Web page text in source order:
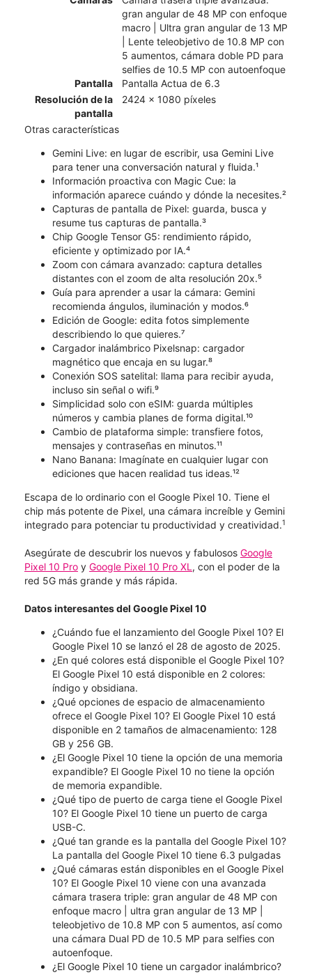
gran angular de 48 MP con enfoque
macro | Ultra gran angular de 13 MP
| Lente teleobjetivo de 10.8 MP con
5 aumentos, cámara doble PD para
selfies de 10.5 MP con autoenfoque
Pantalla
Pantalla Actua de 6.3
Resolución de la
pantalla
2424 x 1080 píxeles
Otras características
Gemini Live: en lugar de escribir, usa Gemini Live
para tener una conversación natural y fluida.¹
Información proactiva con Magic Cue: la
información aparece cuándo y dónde la necesites.²
Capturas de pantalla de Pixel: guarda, busca y
resume tus capturas de pantalla.³
Chip Google Tensor G5: rendimiento rápido,
eficiente y optimizado por IA.⁴
Zoom con cámara avanzado: captura detalles
distantes con el zoom de alta resolución 20x.⁵
Guía para aprender a usar la cámara: Gemini
recomienda ángulos, iluminación y modos.⁶
Edición de Google: edita fotos simplemente
describiendo lo que quieres.⁷
Cargador inalámbrico Pixelsnap: cargador
magnético que encaja en su lugar.⁸
Conexión SOS satelital: llama para recibir ayuda,
incluso sin señal o wifi.⁹
Simplicidad solo con eSIM: guarda múltiples
números y cambia planes de forma digital.¹⁰
Cambio de plataforma simple: transfiere fotos,
mensajes y contraseñas en minutos.¹¹
Nano Banana: Imagínate en cualquier lugar con
ediciones que hacen realidad tus ideas.¹²
Escapa de lo ordinario con el Google Pixel 10. Tiene el
chip más potente de Pixel, una cámara increíble y Gemini
integrado para potenciar tu productividad y creatividad.1
Asegúrate de descubrir los nuevos y fabulosos Google
Pixel 10 Pro y Google Pixel 10 Pro XL , con el poder de la
red 5G más grande y más rápida.
Datos interesantes del Google Pixel 10
¿Cuándo fue el lanzamiento del Google Pixel 10? El
Google Pixel 10 se lanzó el 28 de agosto de 2025.
¿En qué colores está disponible el Google Pixel 10?
El Google Pixel 10 está disponible en 2 colores:
índigo y obsidiana.
¿Qué opciones de espacio de almacenamiento
ofrece el Google Pixel 10? El Google Pixel 10 está
disponible en 2 tamaños de almacenamiento: 128
GB y 256 GB.
¿El Google Pixel 10 tiene la opción de una memoria
expandible? El Google Pixel 10 no tiene la opción
de memoria expandible.
¿Qué tipo de puerto de carga tiene el Google Pixel
10? El Google Pixel 10 tiene un puerto de carga
USB-C.
¿Qué tan grande es la pantalla del Google Pixel 10?
La pantalla del Google Pixel 10 tiene 6.3 pulgadas
¿Qué cámaras están disponibles en el Google Pixel
10? El Google Pixel 10 viene con una avanzada
cámara trasera triple: gran angular de 48 MP con
enfoque macro | ultra gran angular de 13 MP |
teleobjetivo de 10.8 MP con 5 aumentos, así como
una cámara Dual PD de 10.5 MP para selfies con
autoenfoque.
¿El Google Pixel 10 tiene un cargador inalámbrico?